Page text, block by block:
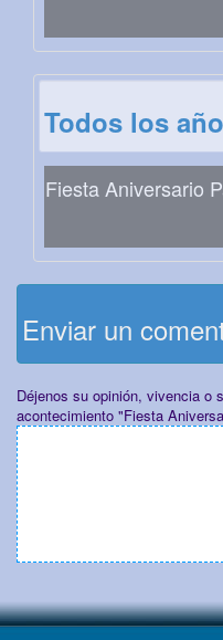
Todos los
Fiesta Aniversario
Enviar un
Déjenos su opinión, vivencia o
acontecimiento "Fiesta